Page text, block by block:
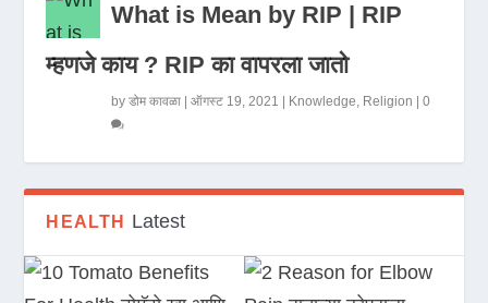
What is Mean by RIP | RIP
म्हणजे काय ? RIP का वापरला जातो
byडोम कावळा |ऑगस्ट 19, 2021 Knowledge, Religion |0
HEALTH Latest